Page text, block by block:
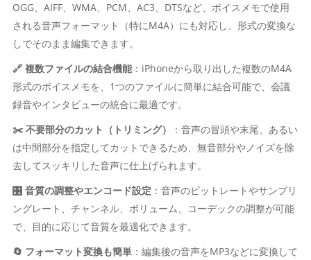
OGG、AIFF、WMA、PCM、AC3、DTSなど、ボイスメモで使用
される音声フォーマット（特にM4A）にも対応し、形式の変換な
しでそのまま編集できます。
🔗 複数ファイルの結合機能：iPhoneから取り出した複数のM4A
形式のボイスメモを、1つのファイルに簡単に結合可能で、会議
録音やインタビューの統合に最適です。
✂️ 不要部分のカット（トリミング）
：音声の冒頭や末尾、あるい
は中間部分を指定してカットできるため、無音部分やノイズを除
去してスッキリした音声に仕上げられます。
🎛 音質の調整やエンコード設定 ：音声のビットレートやサンプリ
ングレート、チャンネル、ボリューム、コーデックの調整が可能
で、目的に応じて音質を最適化できます。
🔄 フォーマット変換も簡単：編集後の音声をMP3などに変換して